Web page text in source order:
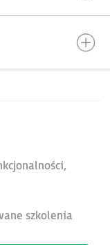
szkolenia